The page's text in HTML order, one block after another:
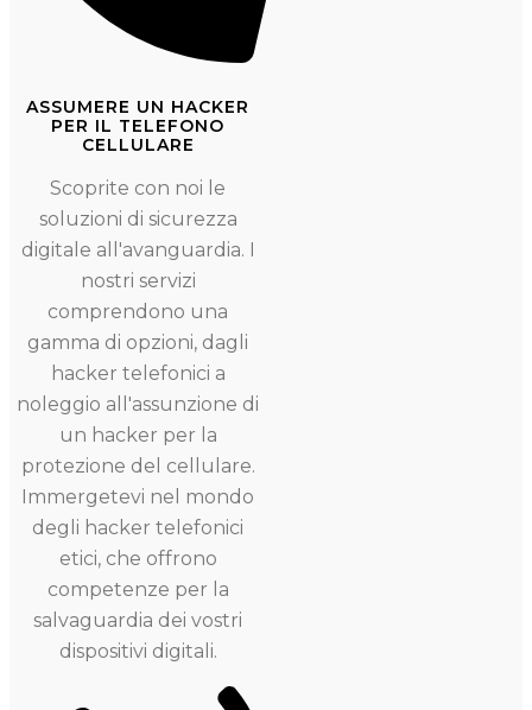
ASSUMERE UN HACKER
PER IL TELEFONO
CELLULARE
Scoprite con noi le
soluzioni di sicurezza
digitale all'avanguardia. I
nostri servizi
comprendono una
gamma di opzioni, dagli
hacker telefonici a
noleggio all'assunzione di
un hacker per la
protezione del cellulare.
Immergetevi nel mondo
degli hacker telefonici
etici, che offrono
competenze per la
salvaguardia dei vostri
dispositivi digitali.